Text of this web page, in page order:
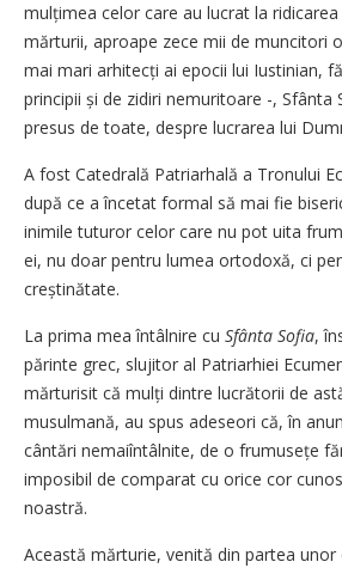
mulțimea celor care au lucrat la
mărturii, aproape zece mii de muncitori
mai mari arhitecți ai epocii lui Iustinian,
principii și de zidiri nemuritoare -, Sfânta
presus de toate, despre lucrarea lui
A fost Catedrală Patriarhală a Tronului
după ce a încetat formal să mai fie
inimile tuturor celor care nu pot uita
ei, nu doar pentru lumea ortodoxă, ci
creștinătate.
La prima mea întâlnire cu Sfânta Sofia,
părinte grec, slujitor al Patriarhiei
mărturisit că mulți dintre lucrătorii de
musulmană, au spus adeseori că, în
cântări nemaiîntâlnite, de o frumusețe
imposibil de comparat cu orice cor
noastră.
Această mărturie, venită din partea